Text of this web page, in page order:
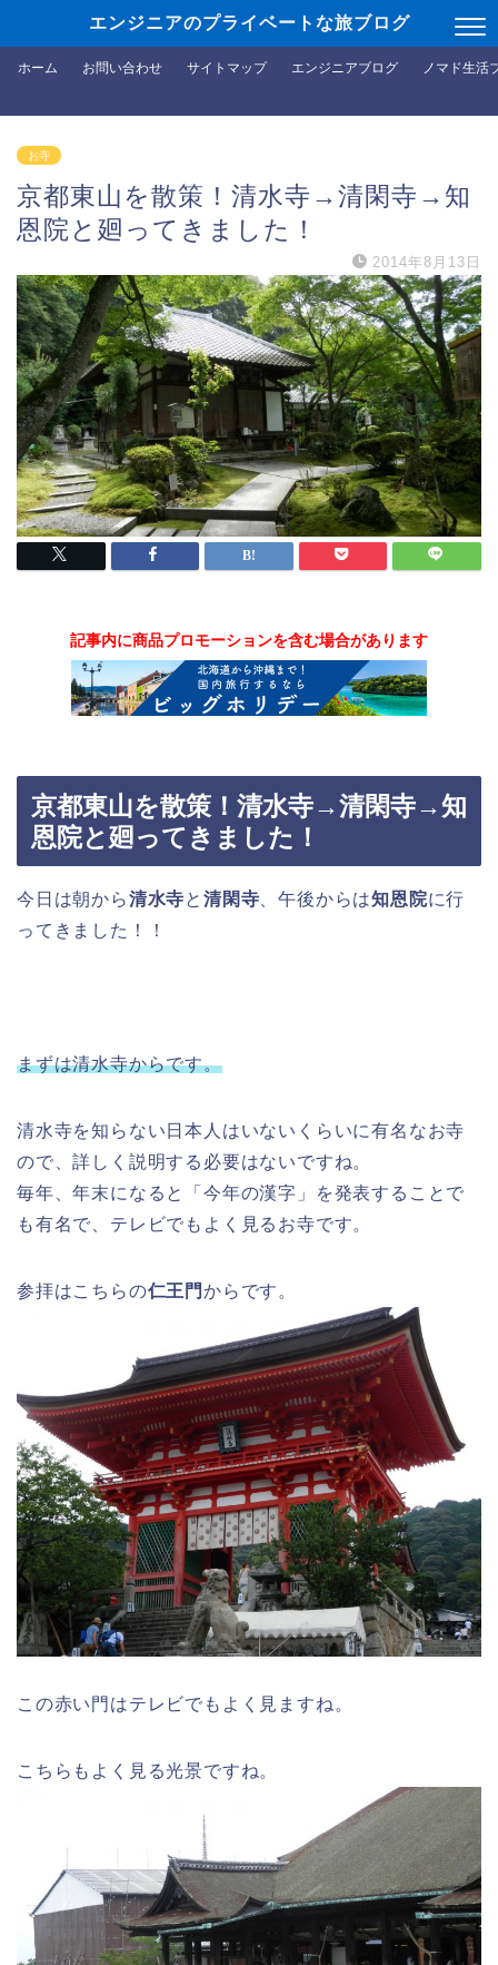
エンジニアのプライベートな旅ブログ
ホーム お問い合わせ サイトマップ エンジニアブログ ノマド生活
お寺
京都東山を散策！清水寺→清閑寺→知
恩院と廻ってきました！
2014年8月13日
記事内に商品プロモーションを含む場合があります
京都東山を散策！清水寺→清閑寺→知
恩院と廻ってきました！
今日は朝から清水寺と清閑寺 、午後からは知恩院に行
ってきました！！
まずは清水寺からです。
清水寺を知らない日本人はいないくらいに有名なお寺
ので、詳しく説明する必要はないですね。
毎年、年末になると「今年の漢字」を発表することで
も有名で、テレビでもよく見るお寺です。
参拝はこちらの仁王門からです。
この赤い門はテレビでもよく見ますね。
こちらもよく見る光景ですね。